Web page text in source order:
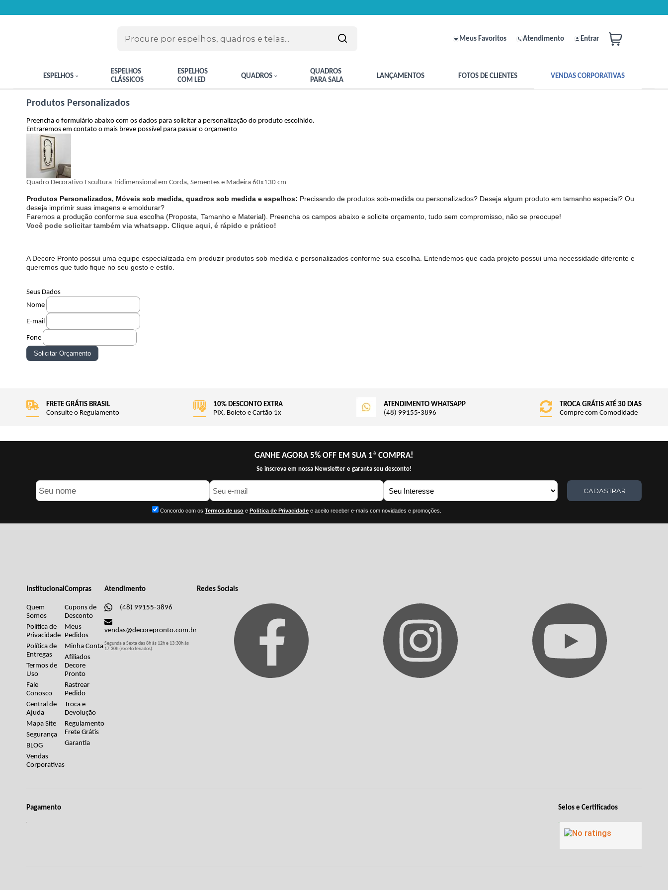
Meus Favoritos Atendimento Entrar
ESPELHOS
ESPELHOS
CLÁSSICOS
ESPELHOS
COM LED
QUADROS
QUADROS
PARA SALA
LANÇAMENTOS FOTOS DE CLIENTES VENDAS CORPORATIVAS
Produtos Personalizados
Preencha o formulário abaixo com os dados para solicitar a personalização do produto escolhido.
Entraremos em contato o mais breve possível para passar o orçamento
Quadro Decorativo Escultura Tridimensional em Corda, Sementes e Madeira 60x130 cm
Produtos Personalizados, Móveis sob medida, quadros sob medida e espelhos: Precisando de produtos sob-medida ou personalizados? Deseja algum produto em tamanho especial? Ou
deseja imprimir suas imagens e emoldurar?
Faremos a produção conforme sua escolha (Proposta, Tamanho e Material). Preencha os campos abaixo e solicite orçamento, tudo sem compromisso, não se preocupe!
Você pode solicitar também via whatsapp. Clique aqui, é rápido e prático!
A Decore Pronto possui uma equipe especializada em produzir produtos sob medida e personalizados conforme sua escolha. Entendemos que cada projeto possui uma necessidade diferente e
queremos que tudo fique no seu gosto e estilo.
Seus Dados
Nome
E-mail
Fone
FRETE GRÁTIS BRASIL
Consulte o Regulamento
10% DESCONTO EXTRA
PIX, Boleto e Cartão 1x
ATENDIMENTO WHATSAPP
(48) 99155-3896
TROCA GRÁTIS ATÉ 30 DIAS
Compre com Comodidade
GANHE AGORA 5% OFF EM SUA 1ª COMPRA!
Se inscreva em nossa Newsletter e garanta seu desconto!
Concordo com os Termos de uso e Politica de Privacidade e aceito receber e-mails com novidades e promoções.
CADASTRAR
Institucional
Quem
Somos
Política de
Privacidade
Política de
Entregas
Termos de
Uso
Fale
Conosco
Central de
Ajuda
Mapa Site
Segurança
BLOG
Vendas
Corporativas
Compras
Cupons de
Desconto
Meus
Pedidos
Minha Conta
Afiliados
Decore
Pronto
Rastrear
Pedido
Troca e
Devolução
Regulamento
Frete Grátis
Garantia
Atendimento
(48) 99155-3896
vendas@decorepronto.com.br
Segunda a Sexta das 8h às 12h e 13:30h às
17:30h (exceto feriados).
Redes Sociais
Pagamento Selos e Certificados